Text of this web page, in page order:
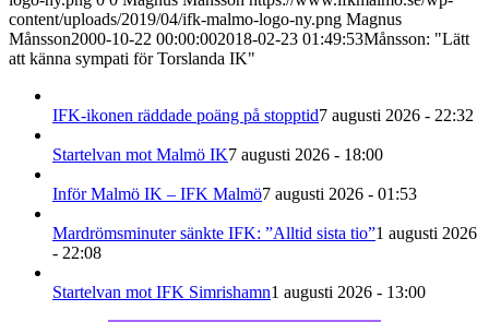
content/uploads/2019/04/ifk-malmo-logo-ny.png Magnus
Månsson2000-10-22 00:00:002018-02-23 01:49:53Månsson: "Lätt
att känna sympati för Torslanda IK"
IFK-ikonen räddade poäng på stopptid7 augusti 2026 - 22:32
Startelvan mot Malmö IK7 augusti 2026 - 18:00
Inför Malmö IK – IFK Malmö7 augusti 2026 - 01:53
Mardrömsminuter sänkte IFK: ”Alltid sista tio”1 augusti 2026
- 22:08
Startelvan mot IFK Simrishamn1 augusti 2026 - 13:00